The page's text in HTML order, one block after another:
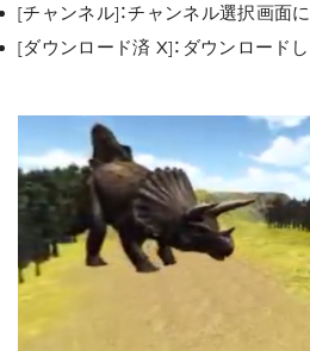
[チャンネル]：チャンネル選択画面
[ダウンロード済 X]：ダウンロード